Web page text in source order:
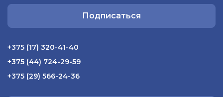
Подписаться
+375 (17) 320-41-40
+375 (44) 724-29-59
+375 (29) 566-24-36